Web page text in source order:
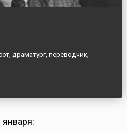
драматург, переводчик,
января: